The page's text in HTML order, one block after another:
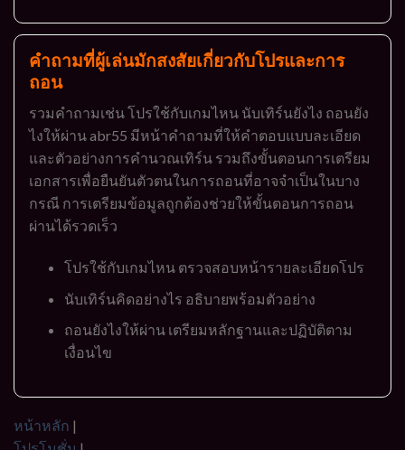
คำถามที่ผู้เล่นมักสงสัยเกี่ยวกับโปรและการ
ถอน
รวมคำถามเช่น โปรใช้กับเกมไหน นับเทิร์นยังไง ถอนยัง
ไงให้ผ่าน abr55 มีหน้าคำถามที่ให้คำตอบแบบละเอียด
และตัวอย่างการคำนวณเทิร์น รวมถึงขั้นตอนการเตรียม
เอกสารเพื่อยืนยันตัวตนในการถอนที่อาจจำเป็นในบาง
กรณี การเตรียมข้อมูลถูกต้องช่วยให้ขั้นตอนการถอน
ผ่านได้รวดเร็ว
โปรใช้กับเกมไหน ตรวจสอบหน้ารายละเอียดโปร
นับเทิร์นคิดอย่างไร อธิบายพร้อมตัวอย่าง
ถอนยังไงให้ผ่าน เตรียมหลักฐานและปฏิบัติตาม
เงื่อนไข
หน้าหลัก |